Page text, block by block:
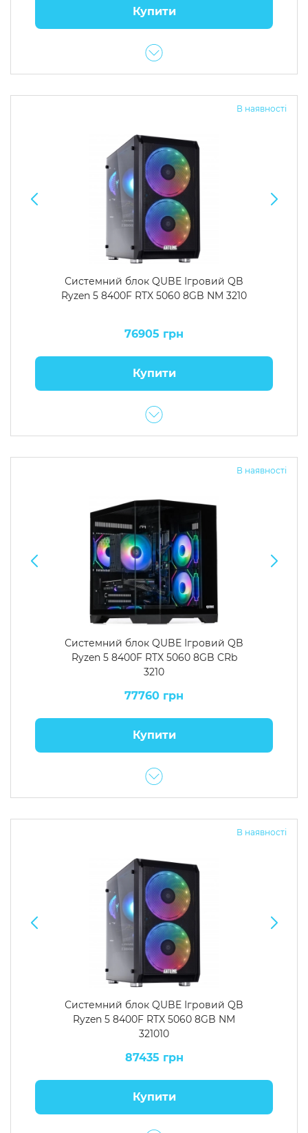
Купити
В наявності
Системний блок QUBE Ігровий QB
Ryzen 5 8400F RTX 5060 8GB NM 3210
76905 грн
Купити
В наявності
Системний блок QUBE Ігровий QB
Ryzen 5 8400F RTX 5060 8GB CRb
3210
77760 грн
Купити
В наявності
Системний блок QUBE Ігровий QB
Ryzen 5 8400F RTX 5060 8GB NM
321010
87435 грн
Купити